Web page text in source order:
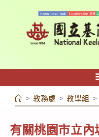
容
> 教務處 > 教學組 >
有關桃園市立